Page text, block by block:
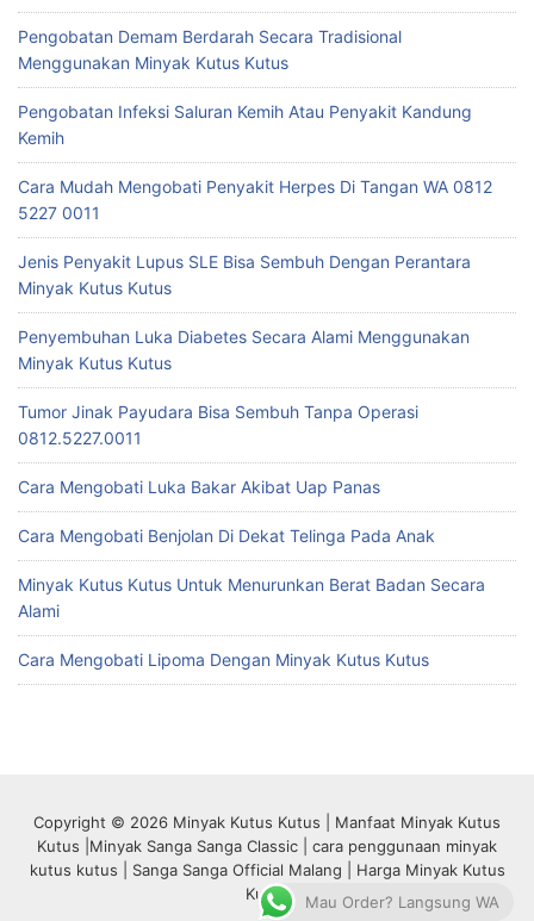
Pengobatan Demam Berdarah Secara Tradisional
Menggunakan Minyak Kutus Kutus
Pengobatan Infeksi Saluran Kemih Atau Penyakit Kandung
Kemih
Cara Mudah Mengobati Penyakit Herpes Di Tangan WA 0812
5227 0011
Jenis Penyakit Lupus SLE Bisa Sembuh Dengan Perantara
Minyak Kutus Kutus
Penyembuhan Luka Diabetes Secara Alami Menggunakan
Minyak Kutus Kutus
Tumor Jinak Payudara Bisa Sembuh Tanpa Operasi
0812.5227.0011
Cara Mengobati Luka Bakar Akibat Uap Panas
Cara Mengobati Benjolan Di Dekat Telinga Pada Anak
Minyak Kutus Kutus Untuk Menurunkan Berat Badan Secara
Alami
Cara Mengobati Lipoma Dengan Minyak Kutus Kutus
Copyright © 2026 Minyak Kutus Kutus | Manfaat Minyak Kutus
Kutus |Minyak Sanga Sanga Classic | cara penggunaan minyak
kutus kutus | Sanga Sanga Official Malang | Harga Minyak Kutus
Kutus
Mau Order? Langsung WA